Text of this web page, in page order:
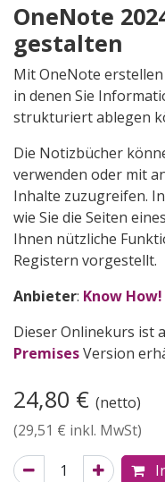
OneNote
gestalten
Mit OneNote
in denen Sie
strukturiert ablegen
Die Notizbücher
verwenden oder mit
Inhalte zuzugreifen.
wie Sie die Seiten
Ihnen nützliche
Registern vorgestellt.
Anbieter: Know How!
Dieser Onlinekurs ist
PremisesVersion
24,80 € (netto)
(29,51 € inkl. MwSt)